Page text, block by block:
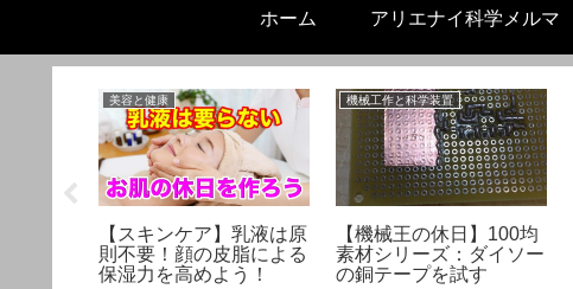
ホーム アリエナイ科学メルマ
美容と健康
【スキンケア】乳液は原
則不要！顔の皮脂による
保湿力を高めよう！
機械工作と科学装置
【機械王の休日】100均
素材シリーズ：ダイソー
の銅テープを試す